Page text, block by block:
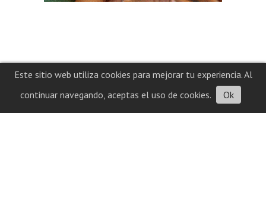
Este sitio web utiliza cookies para mejorar tu experiencia. Al
continuar navegando, aceptas el uso de cookies.
Ok